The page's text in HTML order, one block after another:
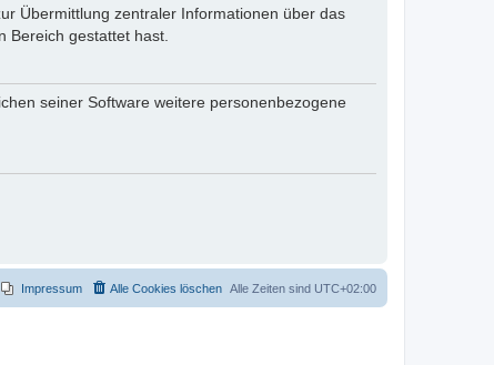
Übermittlung zentraler Informationen über das
Bereich gestattet hast.
seiner Software weitere personenbezogene
Alle Zeiten sind UTC+02:00
Alle Cookies löschen
Impressum